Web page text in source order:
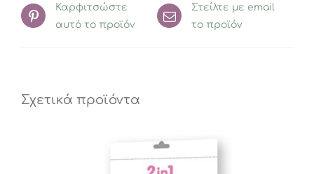
Καρφιτσώστε
αυτό το προϊόν
Στείλτε με email
το προϊόν
Σχετικά προϊόντα